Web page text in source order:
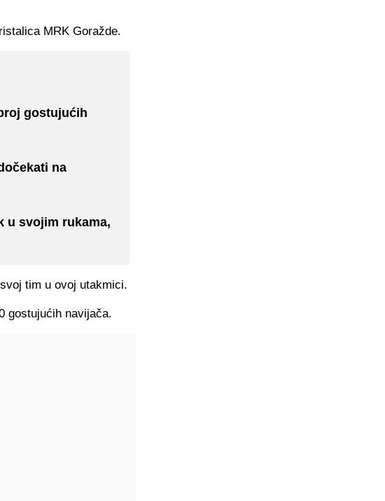
MRK Goražde.
gostujućih
na
u svojim rukama,
tim u ovoj utakmici.
gostujućih navijača.